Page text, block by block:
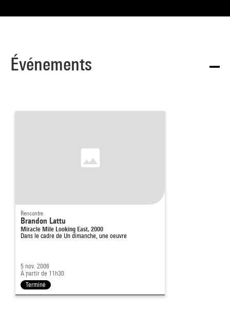
Événements
Rencontre
Brandon Lattu
Miracle Mile Looking East, 2000
Dans le cadre de Un dimanche, une oeuvre
5 nov. 2006
À partir de 11h30
Terminé